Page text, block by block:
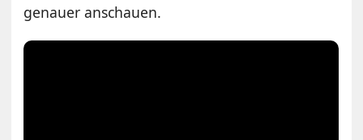
genauer anschauen.